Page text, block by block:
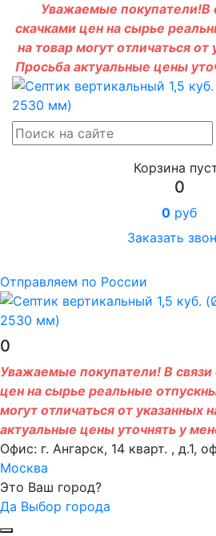
Уважаемые покупатели!В
скачками цен на сырье
на товар могут отличаться от
Просьба актуальные цены
Корзина
0
0 руб
Заказать
Отправляем по России
0
Уважаемые покупатели! В связи
цен на сырье реальные
могут отличаться от указанных
актуальные цены уточнять у
Офис: г. Ангарск, 14 кварт. , д.1,
Москва
Это Ваш город?
Да Выбор города